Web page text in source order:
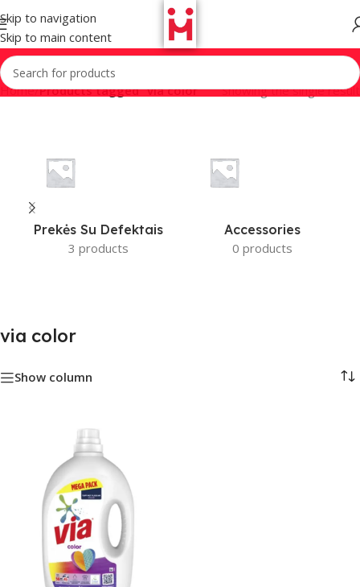
Skip to navigation
Skip to main content
Home/Products tagged “via color” Showing the single result
Prekės Su Defektais
3 products
Accessories
0 products
via color
Show column